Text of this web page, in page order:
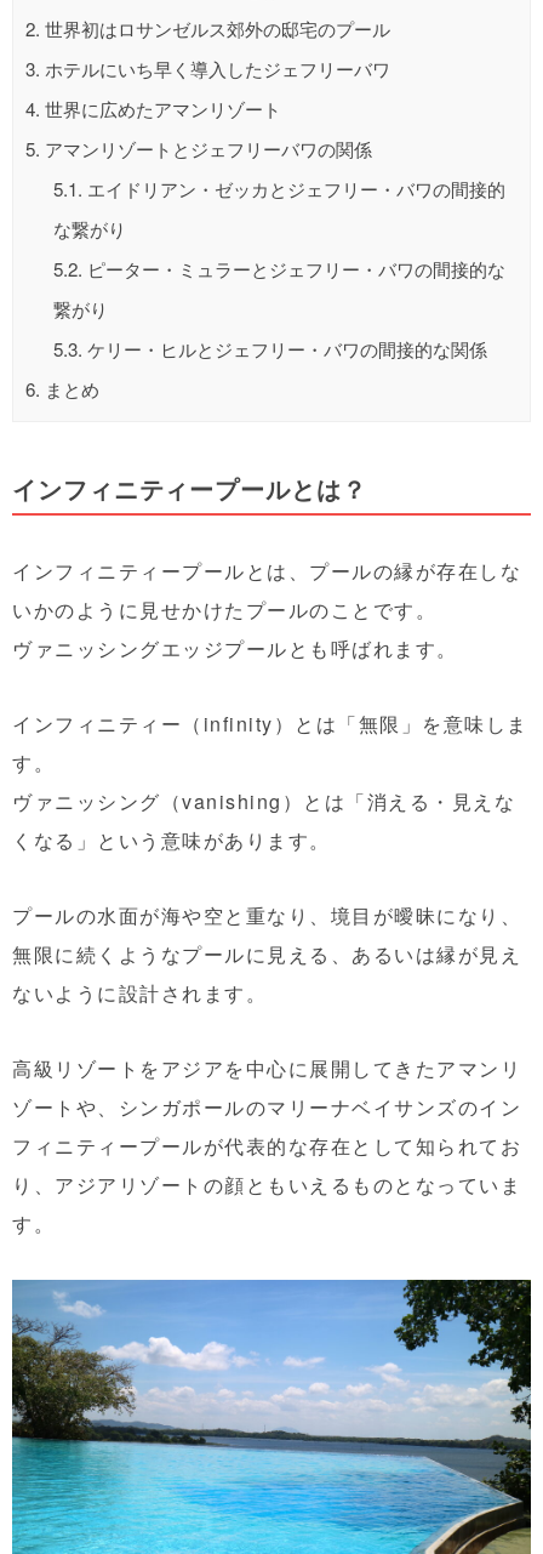
2. 世界初はロサンゼルス郊外の邸宅のプール
3. ホテルにいち早く導入したジェフリーバワ
4. 世界に広めたアマンリゾート
5. アマンリゾートとジェフリーバワの関係
5.1. エイドリアン・ゼッカとジェフリー・バワの間接的
な繋がり
5.2. ピーター・ミュラーとジェフリー・バワの間接的な
繋がり
5.3. ケリー・ヒルとジェフリー・バワの間接的な関係
6. まとめ
インフィニティープールとは？
インフィニティープールとは、プールの縁が存在しな
いかのように見せかけたプールのことです。
ヴァニッシングエッジプールとも呼ばれます。
インフィニティー（infinity）とは「無限」を意味しま
す。
ヴァニッシング（vanishing）とは「消える・見えな
くなる」という意味があります。
プールの水面が海や空と重なり、境目が曖昧になり、
無限に続くようなプールに見える、あるいは縁が見え
ないように設計されます。
高級リゾートをアジアを中心に展開してきたアマンリ
ゾートや、シンガポールのマリーナベイサンズのイン
フィニティープールが代表的な存在として知られてお
り、アジアリゾートの顔ともいえるものとなっていま
す。